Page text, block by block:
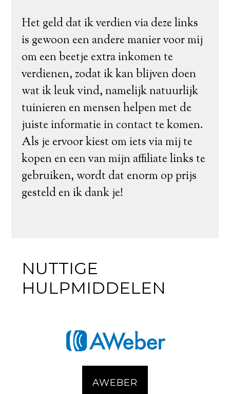
Het geld dat ik verdien via deze links
is gewoon een andere manier voor mij
om een ​​beetje extra inkomen te
verdienen, zodat ik kan blijven doen
wat ik leuk vind, namelijk natuurlijk
tuinieren en mensen helpen met de
juiste informatie in contact te komen.
Als je ervoor kiest om iets via mij te
kopen en een van mijn affiliate links te
gebruiken, wordt dat enorm op prijs
gesteld en ik dank je!
NUTTIGE
HULPMIDDELEN
AWEBER